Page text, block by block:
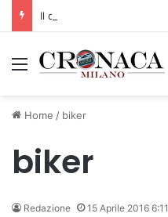
Menu
Home / biker
biker
Redazione 15 Aprile 2016 6:11